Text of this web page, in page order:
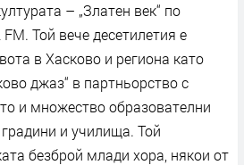
– „Златен век“ по
Той вече десетилетия е
в Хасково и региона като
джаз“ в партньорство с
и множество образователни
и училища. Той
безброй млади хора, някои от